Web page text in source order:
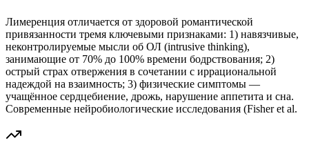
Лимеренция отличается от здоровой романтической
привязанности тремя ключевыми признаками: 1) навязчивые,
неконтролируемые мысли об ОЛ (intrusive thinking),
занимающие от 70% до 100% времени бодрствования; 2)
острый страх отвержения в сочетании с иррациональной
надеждой на взаимность; 3) физические симптомы —
учащённое сердцебиение, дрожь, нарушение аппетита и сна.
Современные нейробиологические исследования (Fisher et al.